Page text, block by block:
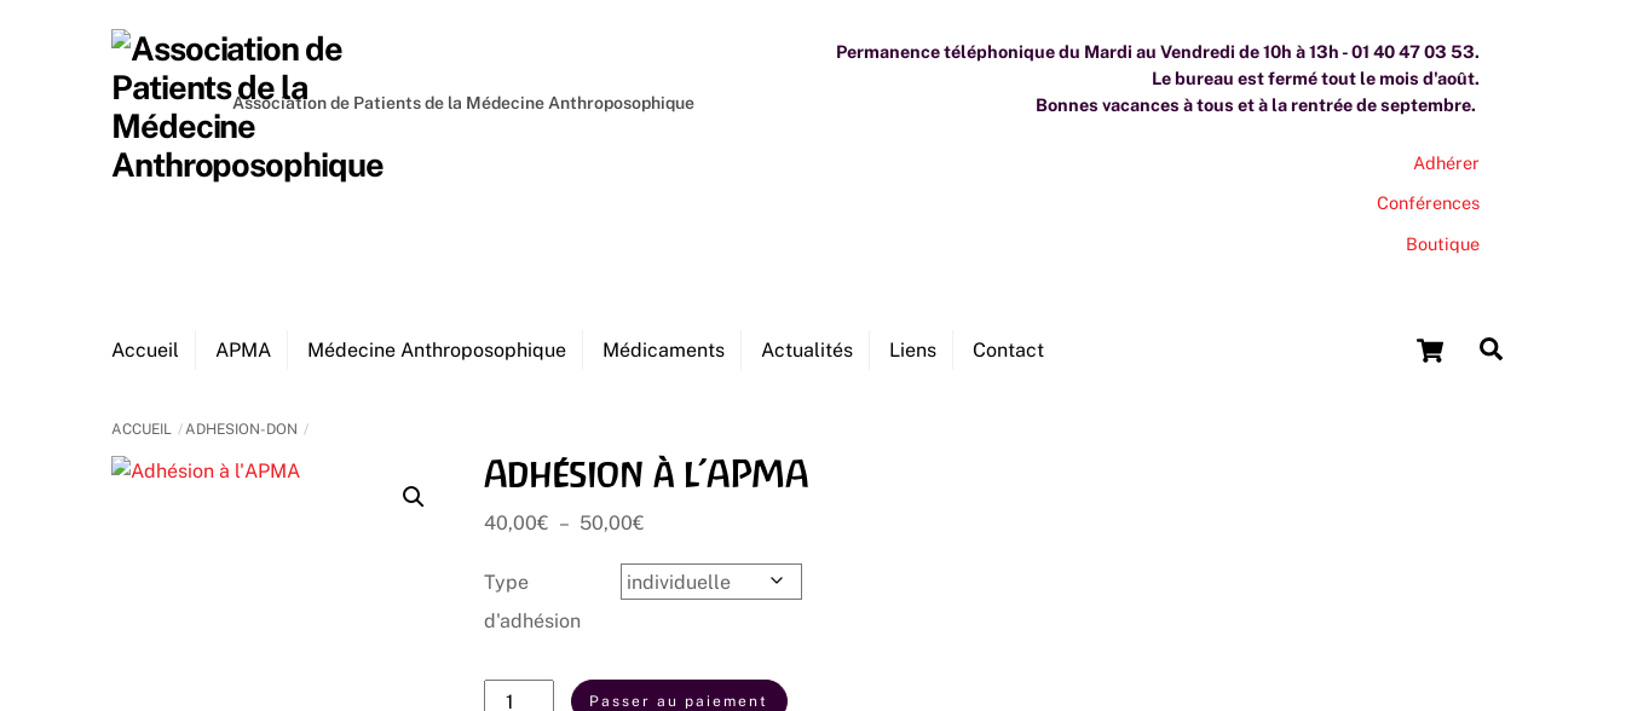
Association de Patients de la Médecine Anthroposophique
Cart
Accueil APMA Médecine Anthroposophique Médicaments Actualités Liens Contact
Permanence téléphonique du Mardi au Vendredi de 10h à 13h - 01 40 47 03 53.
Le bureau est fermé tout le mois d'août.
Bonnes vacances à tous et à la rentrée de septembre.
Adhérer
Conférences
Boutique
ACCUEIL ADHESION-DON
Adhésion à l’APMA
40,00€ – 50,00€Plage
prix :
Type
d'adhésion
quantité
Passer au paiement